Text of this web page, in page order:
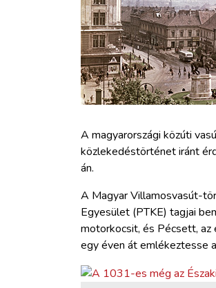
HAJÓZÁS
WEBSHOP
BELÉPÉS
REGISZTRÁCIÓ
A magyarországi közúti
közlekedéstörténet iránt
án.
A Magyar Villamosvasút-
Egyesület (PTKE) tagjai
motorkocsit, és Pécsett, az
egy éven át emlékeztesse